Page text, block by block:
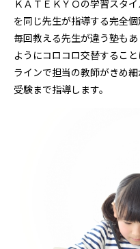
ＫＡＴＥＫＹＯの学習スタ
を同じ先生が指導する完全
毎回教える先生が違う塾も
ようにコロコロ交替するこ
ラインで担当の教師がきめ
受験まで指導します。